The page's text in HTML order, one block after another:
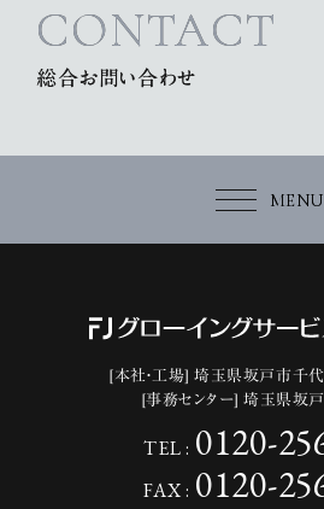
CONTACT
総合お問い合わせ
MENU
[本社・工場] 埼玉県坂戸市千
[事務センター] 埼玉県坂
TEL : 0120-
FAX : 0120-